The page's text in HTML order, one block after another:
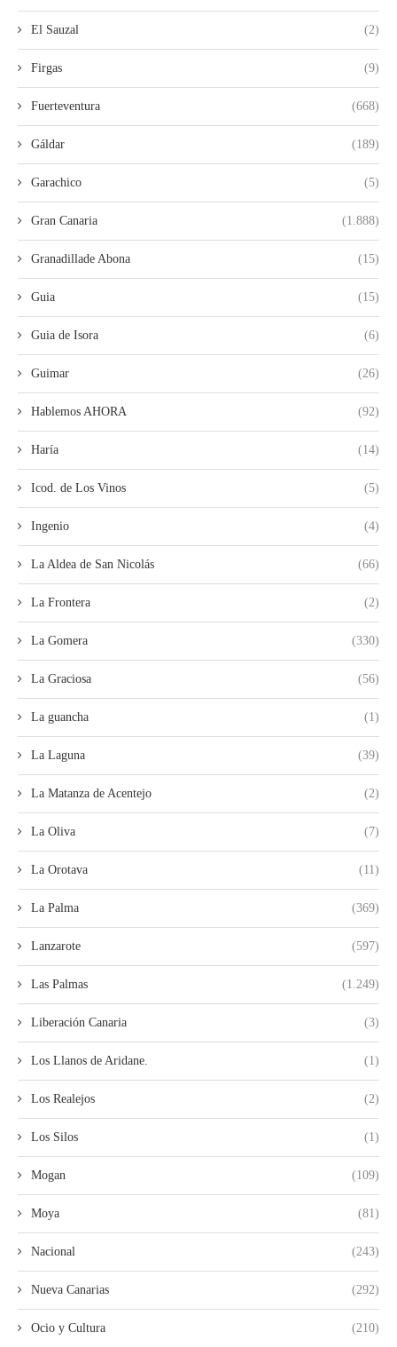
El Sauzal (2)
Firgas (9)
Fuerteventura (668)
Gáldar (189)
Garachico (5)
Gran Canaria (1.888)
Granadillade Abona (15)
Guia (15)
Guia de Isora (6)
Guimar (26)
Hablemos AHORA (92)
Haría (14)
Icod. de Los Vinos (5)
Ingenio (4)
La Aldea de San Nicolás (66)
La Frontera (2)
La Gomera (330)
La Graciosa (56)
La guancha (1)
La Laguna (39)
La Matanza de Acentejo (2)
La Oliva (7)
La Orotava (11)
La Palma (369)
Lanzarote (597)
Las Palmas (1.249)
Liberación Canaria (3)
Los Llanos de Aridane. (1)
Los Realejos (2)
Los Silos (1)
Mogan (109)
Moya (81)
Nacional (243)
Nueva Canarias (292)
Ocio y Cultura (210)